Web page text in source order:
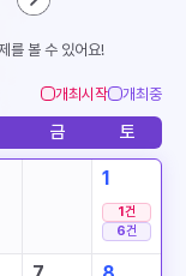
를 볼 수 있어요!
개최시작 개최중
금 토
1
1건
6건